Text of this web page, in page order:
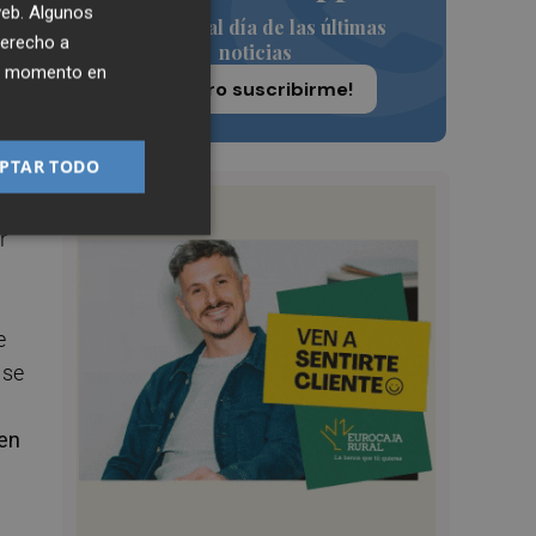
Siempre al día de las últimas
noticias
¡Quiero suscribirme!
Algunos
a
momento en
TODO